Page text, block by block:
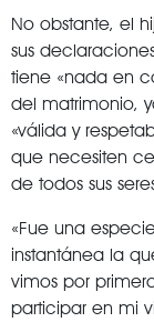
No obstante, el
sus
tiene «nada en
del matrimonio,
«válida y
que necesiten
de todos sus
«Fue una
instantánea la
vimos por
participar en mi